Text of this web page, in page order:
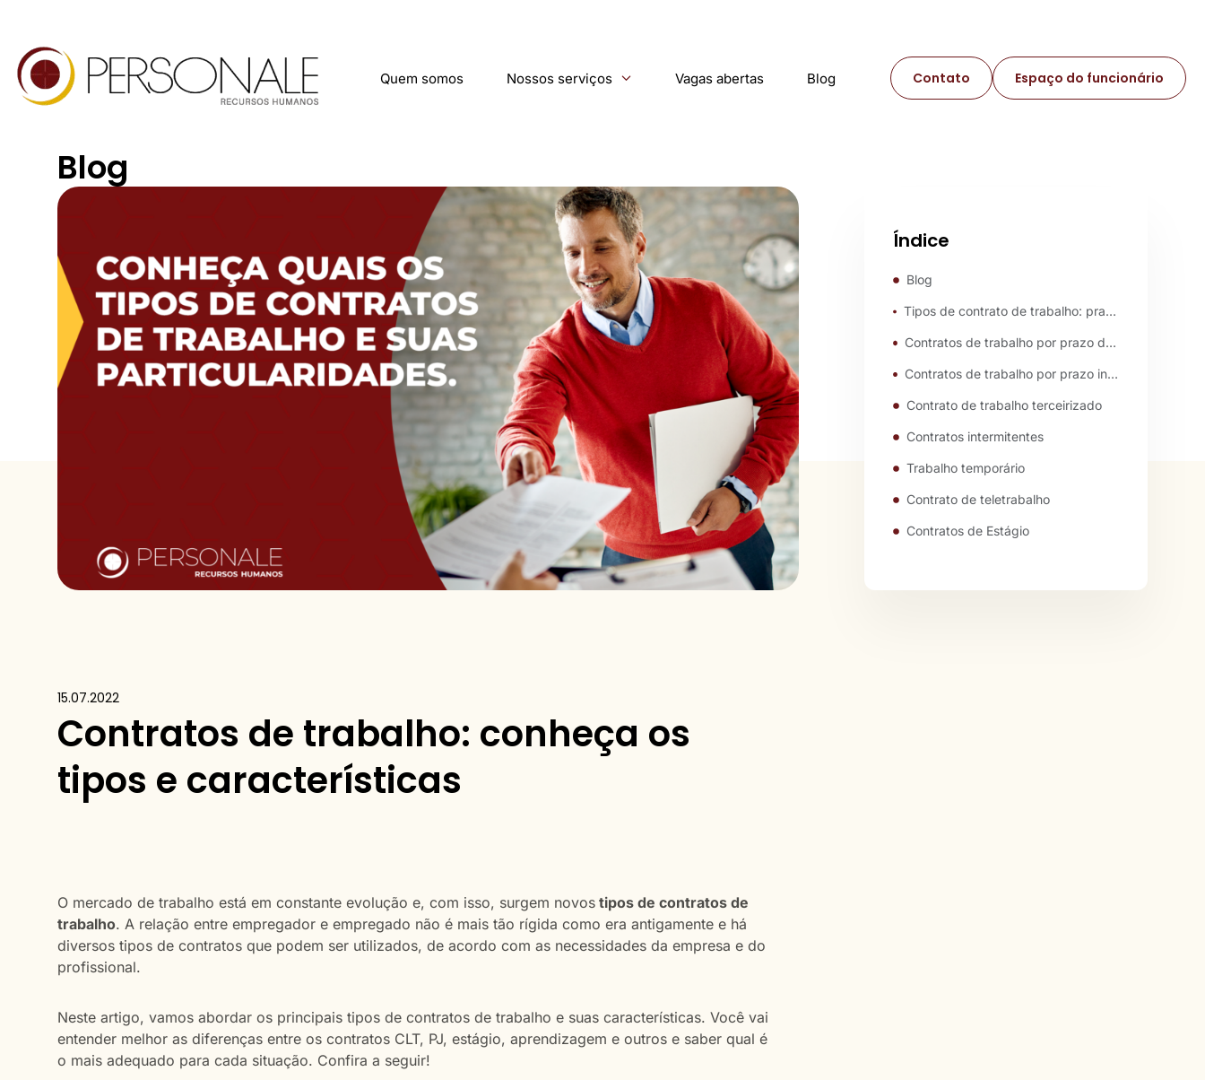
Quem somos Nossos serviços Vagas abertas Blog Contato Espaço do funcionário
Blog
Índice
Blog
Tipos de contrato de trabalho: prazo determinado e indeterminado
Contratos de trabalho por prazo determinado
Contratos de trabalho por prazo indeterminado
Contrato de trabalho terceirizado
Contratos intermitentes
Trabalho temporário
Contrato de teletrabalho
Contratos de Estágio
Notícias e Insights
15.07.2022
Contratos de trabalho: conheça os
tipos e características
O mercado de trabalho está em constante evolução e, com isso, surgem novos tipos de contratos de
trabalho. A relação entre empregador e empregado não é mais tão rígida como era antigamente e há
diversos tipos de contratos que podem ser utilizados, de acordo com as necessidades da empresa e do
profissional.
Neste artigo, vamos abordar os principais tipos de contratos de trabalho e suas características. Você vai
entender melhor as diferenças entre os contratos CLT, PJ, estágio, aprendizagem e outros e saber qual é
o mais adequado para cada situação. Confira a seguir!